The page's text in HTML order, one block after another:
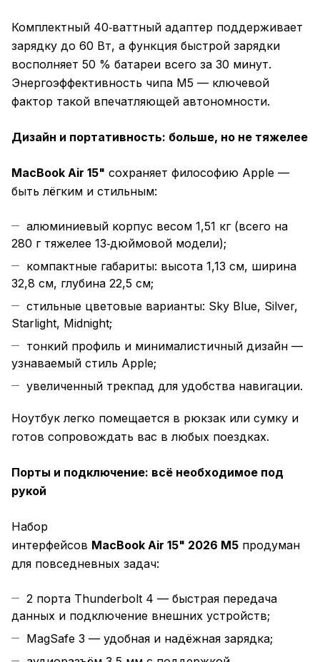
Комплектный 40‑ваттный адаптер поддерживает
зарядку до 60 Вт, а функция быстрой зарядки
восполняет 50 % батареи всего за 30 минут.
Энергоэффективность чипа M5 — ключевой
фактор такой впечатляющей автономности.
Дизайн и портативность: больше, но не тяжелее
MacBook Air 15" сохраняет философию Apple —
быть лёгким и стильным:
алюминиевый корпус весом 1,51 кг (всего на
280 г тяжелее 13‑дюймовой модели);
компактные габариты: высота 1,13 см, ширина
32,8 см, глубина 22,5 см;
стильные цветовые варианты: Sky Blue, Silver,
Starlight, Midnight;
тонкий профиль и минималистичный дизайн —
узнаваемый стиль Apple;
увеличенный трекпад для удобства навигации.
Ноутбук легко помещается в рюкзак или сумку и
готов сопровождать вас в любых поездках.
Порты и подключение: всё необходимое под
рукой
Набор
интерфейсов MacBook Air 15" 2026 M5 продуман
для повседневных задач:
2 порта Thunderbolt 4 — быстрая передача
данных и подключение внешних устройств;
MagSafe 3 — удобная и надёжная зарядка;